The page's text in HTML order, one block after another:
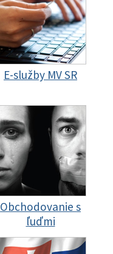
E-služby MV SR
Obchodovanie s
ľuďmi